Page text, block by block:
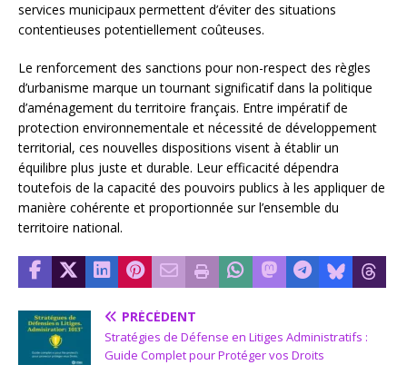
services municipaux permettent d’éviter des situations
contentieuses potentiellement coûteuses.
Le renforcement des sanctions pour non-respect des règles
d’urbanisme marque un tournant significatif dans la politique
d’aménagement du territoire français. Entre impératif de
protection environnementale et nécessité de développement
territorial, ces nouvelles dispositions visent à établir un
équilibre plus juste et durable. Leur efficacité dépendra
toutefois de la capacité des pouvoirs publics à les appliquer de
manière cohérente et proportionnée sur l’ensemble du
territoire national.
PRÉCÉDENT
Stratégies de Défense en Litiges Administratifs :
Guide Complet pour Protéger vos Droits